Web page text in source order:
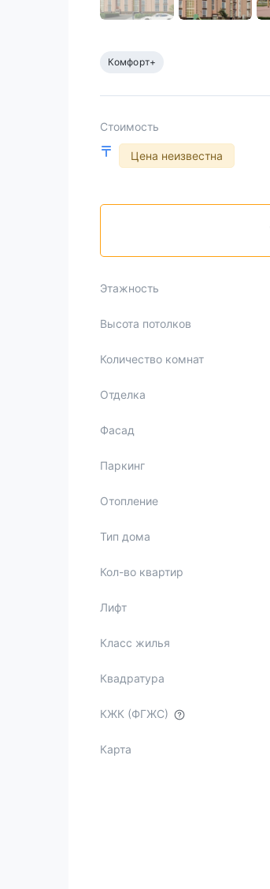
Комфорт+
Стоимость
Цена неизвестна
Этажность
Высота потолков
Количество комнат
Отделка
Фасад
Паркинг
Отопление
Тип дома
Кол-во квартир
Лифт
Класс жилья
Квадратура
КЖК (ФГЖС)
Карта